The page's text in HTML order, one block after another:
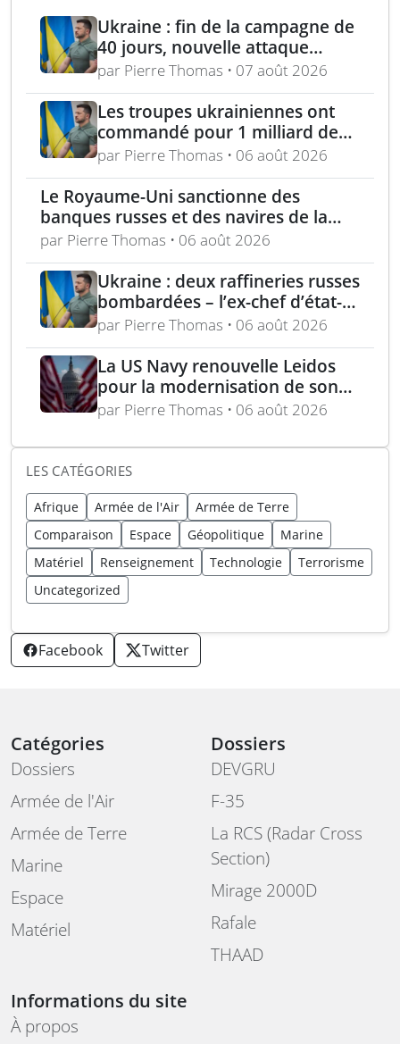
Ukraine : fin de la campagne de
40 jours, nouvelle attaque
contre Wildberries et
élimination d’un général russe à
Moscou
par Pierre Thomas • 07 août 2026
Les troupes ukrainiennes ont
commandé pour 1 milliard de
dollars lors de la première
année du marché Brave1
par Pierre Thomas • 06 août 2026
Le Royaume-Uni sanctionne des
banques russes et des navires de la
flotte fantôme liée à Moscou
par Pierre Thomas • 06 août 2026
Ukraine : deux raffineries russes
bombardées – l’ex-chef d’état-
major ukrainien juge l’OTAN
dépassée
par Pierre Thomas • 06 août 2026
La US Navy renouvelle Leidos
pour la modernisation de son
réseau mondial de
renseignement
par Pierre Thomas • 06 août 2026
LES CATÉGORIES
Afrique Armée de l'Air
Armée de Terre
Comparaison
Espace Géopolitique
Marine
Matériel
Renseignement Technologie
Terrorisme
Uncategorized
Facebook Twitter
Catégories
Dossiers
Armée de l'Air
Armée de Terre
Marine
Espace
Matériel
Dossiers
DEVGRU
F-35
La RCS (Radar Cross
Section)
Mirage 2000D
Rafale
THAAD
Informations du site
À propos